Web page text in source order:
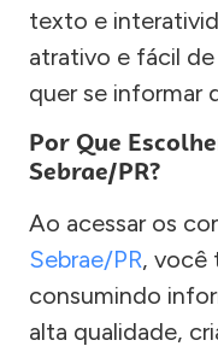
texto e
atrativo e fácil
quer se informar
Por Que
Sebrae/PR?
Ao acessar os
Sebrae/PR, você
consumindo
alta qualidade,